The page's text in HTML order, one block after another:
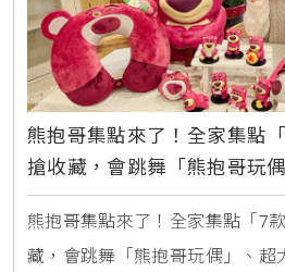
熊抱哥集點來了！全家集點
搶收藏，會跳舞「熊抱哥玩
存錢筒」超可愛
熊抱哥集點來了！全家集點「7
藏，會跳舞「熊抱哥玩偶」、超